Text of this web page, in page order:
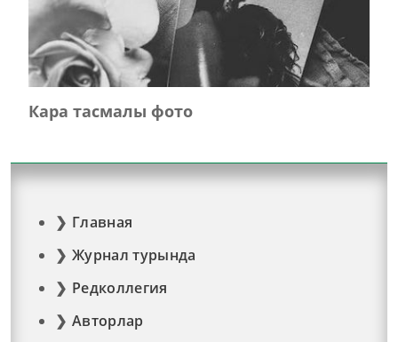
Кара тасмалы фото
Главная
Журнал турында
Редколлегия
Авторлар